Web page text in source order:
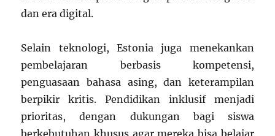
dan era digital.
Selain teknologi, Estonia juga menekankan
pembelajaran berbasis kompetensi,
penguasaan bahasa asing, dan keterampilan
berpikir kritis. Pendidikan inklusif menjadi
prioritas, dengan dukungan bagi siswa
berkebutuhan khusus agar mereka bisa belajar